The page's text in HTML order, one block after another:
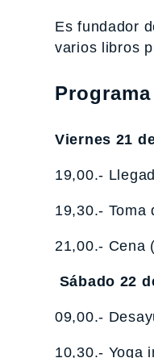
Es fundador
varios libros
Programa
Viernes 21
19,00.-
19,30.- Toma
21,00.- Cena
Sábado 22
09,00.-
10,30.- Yoga